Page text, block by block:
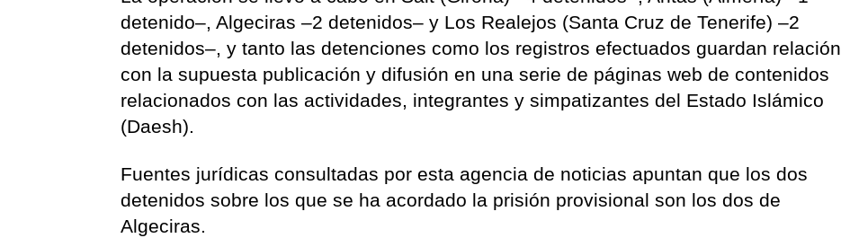
detenido–, Algeciras –2 detenidos– y Los Realejos (Santa Cruz de Tenerife) –2
detenidos–, y tanto las detenciones como los registros efectuados guardan relación
con la supuesta publicación y difusión en una serie de páginas web de contenidos
relacionados con las actividades, integrantes y simpatizantes del Estado Islámico
(Daesh).
Fuentes jurídicas consultadas por esta agencia de noticias apuntan que los dos
detenidos sobre los que se ha acordado la prisión provisional son los dos de
Algeciras.